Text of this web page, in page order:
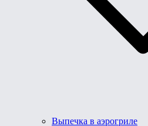
Выпечка в аэрогриле